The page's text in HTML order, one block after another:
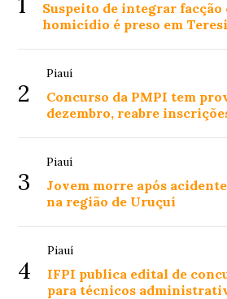
Suspeito de integrar
homicídio é preso em
2
Piauí
Concurso da PMPI tem
dezembro, reabre
3
Piauí
Jovem morre após
na região de Uruçuí
4
Piauí
IFPI publica edital de
para técnicos